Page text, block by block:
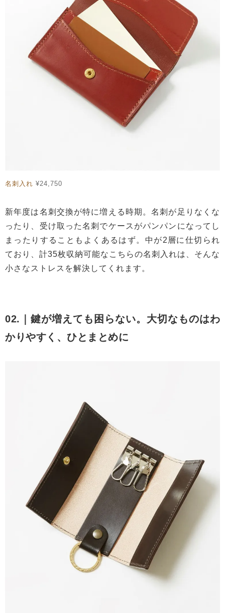
名刺入れ ¥24,750
新年度は名刺交換が特に増える時期。名刺が足りなくな
ったり、受け取った名刺でケースがパンパンになってし
まったりすることもよくあるはず。中が2層に仕切られ
ており、計35枚収納可能なこちらの名刺入れは、そんな
小さなストレスを解決してくれます。
02.｜鍵が増えても困らない。大切なものはわ
かりやすく、ひとまとめに